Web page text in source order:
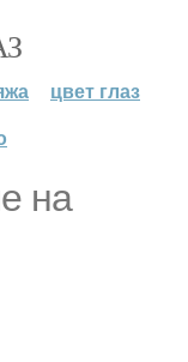
цвет глаз
на